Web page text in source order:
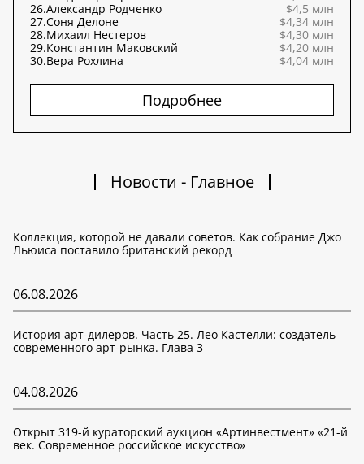
26.Александр Родченко
$4,5 млн
27.Соня Делоне
$4,34 млн
28.Михаил Нестеров
$4,30 млн
29.Константин Маковский
$4,20 млн
30.Вера Рохлина $4,04 млн
Подробнее
Новости - Главное
Коллекция, которой не давали советов. Как собрание Джо
Льюиса поставило британский рекорд
06.08.2026
История арт-дилеров. Часть 25. Лео Кастелли: создатель
современного арт-рынка. Глава 3
04.08.2026
Открыт 319-й кураторский аукцион «Артинвестмент» «21-й
век. Современное российское искусство»